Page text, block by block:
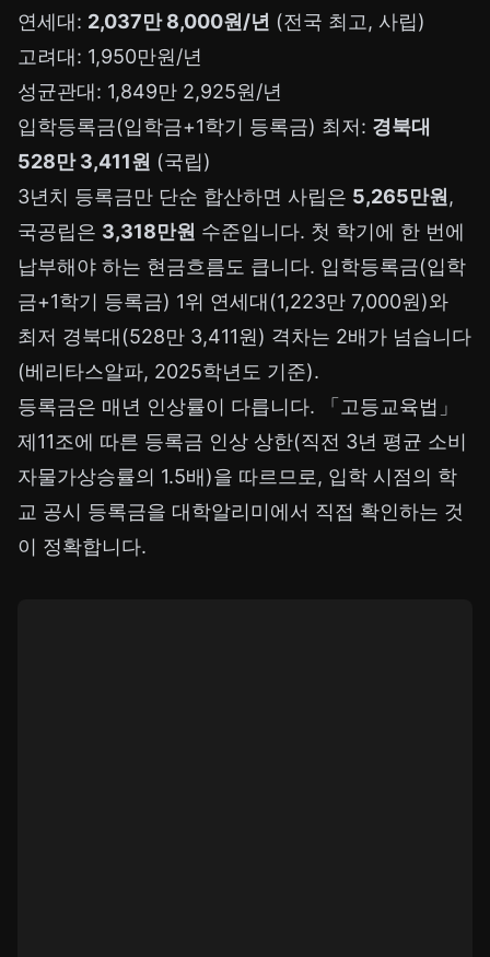
연세대: 2,037만 8,000원/년 (전국 최고, 사립)
고려대: 1,950만원/년
성균관대: 1,849만 2,925원/년
입학등록금(입학금+1학기 등록금) 최저: 경북대
528만 3,411원 (국립)
3년치 등록금만 단순 합산하면 사립은 5,265만원,
국공립은 3,318만원 수준입니다. 첫 학기에 한 번에
납부해야 하는 현금흐름도 큽니다. 입학등록금(입학
금+1학기 등록금) 1위 연세대(1,223만 7,000원)와
최저 경북대(528만 3,411원) 격차는 2배가 넘습니다
(베리타스알파, 2025학년도 기준).
등록금은 매년 인상률이 다릅니다. 「고등교육법」
제11조에 따른 등록금 인상 상한(직전 3년 평균 소비
자물가상승률의 1.5배)을 따르므로, 입학 시점의 학
교 공시 등록금을 대학알리미에서 직접 확인하는 것
이 정확합니다.